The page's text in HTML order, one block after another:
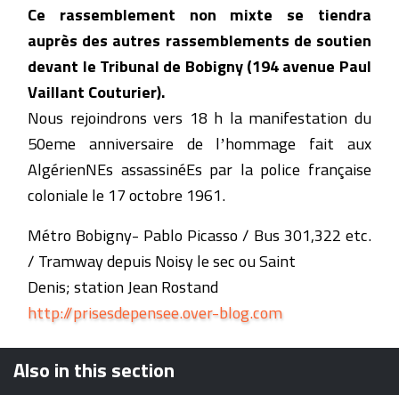
Ce rassemblement non mixte se tiendra
auprès des autres rassemblements de soutien
devant le Tribunal de Bobigny (194 avenue Paul
Vaillant Couturier).
Nous rejoindrons vers 18 h la manifestation du
50eme anniversaire de lʼhommage fait aux
AlgérienNEs assassinéEs par la police française
coloniale le 17 octobre 1961.
Métro Bobigny- Pablo Picasso / Bus 301,322 etc.
/ Tramway depuis Noisy le sec ou Saint
Denis; station Jean Rostand
http://prisesdepensee.over-blog.com
Also in this section